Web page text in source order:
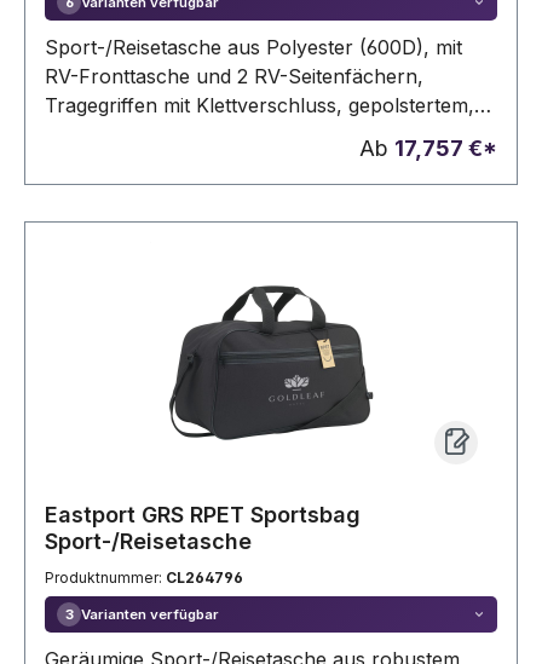
Sport-/Reisetasche aus Polyester (600D), mit
RV-Fronttasche und 2 RV-Seitenfächern,
Tragegriffen mit Klettverschluss, gepolstertem,
verstellbarem Schultergurt und Zipper mit
Ab 17,757 €*
Eastport GRS RPET Sportsbag
Sport-/Reisetasche
Produktnummer: CL264796
3 Varianten verfügbar